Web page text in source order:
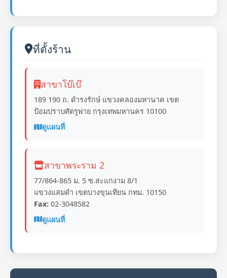
ที่ตั้งร้าน
สาขาโบ๊เบ๊
189 190 ถ. ดำรงรักษ์ แขวงคลองมหานาค เขต
ป้อมปราบศัตรูพ่าย กรุงเทพมหานคร 10100
ดูแผนที่
สาขาพระราม 2
77/864-865 ม. 5 ซ.สะแกงาม 8/1
แขวงแสมดำ เขตบางขุนเทียน กทม. 10150
Fax: 02-3048582
ดูแผนที่